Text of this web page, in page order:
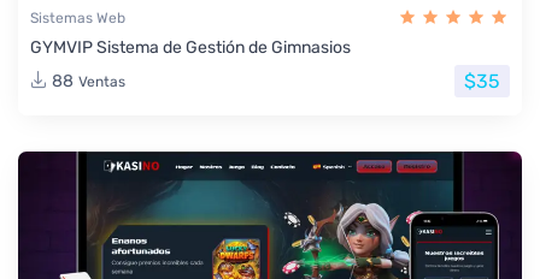
Sistemas Web
GYMVIP Sistema de Gestión de Gimnasios
88 Ventas $35